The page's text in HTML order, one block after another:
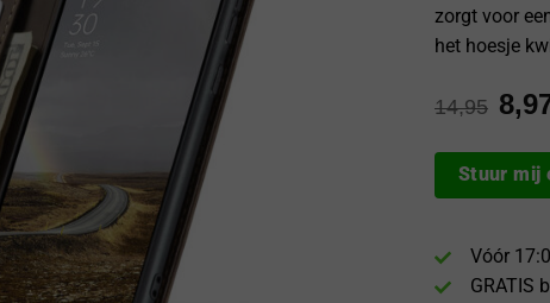
zorgt voor
het hoesje
14,95
Stuur mij
Vóór
GRATIS